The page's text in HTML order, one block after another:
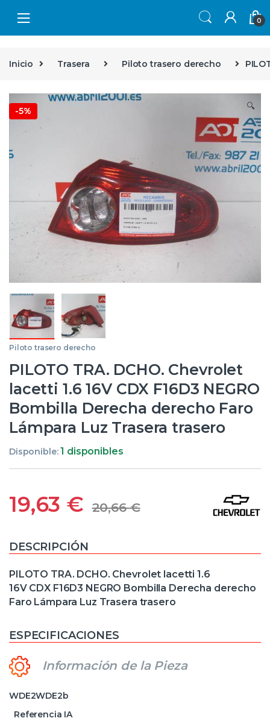
0
Inicio Trasera Piloto trasero derecho
-5% 🔍
Piloto trasero derecho
PILOTO TRA. DCHO. Chevrolet
lacetti 1.6 16V CDX F16D3 NEGRO
Bombilla Derecha derecho Faro
Lámpara Luz Trasera trasero
Disponible:1 disponibles
19,63 € 20,66€
DESCRIPCIÓN
PILOTO TRA. DCHO. Chevrolet lacetti 1.6
16V CDX F16D3 NEGRO Bombilla Derecha derecho
Faro Lámpara Luz Trasera trasero
ESPECIFICACIONES
Información de la Pieza
WDE2WDE2b
Referencia IA